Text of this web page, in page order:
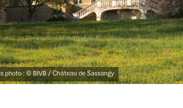
photo : © BIVB / Château de Sassangy